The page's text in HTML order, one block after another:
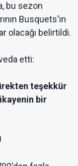
bu sezon
Busquets'in
olacağı belirtildi.
etti:
teşekkür
bir